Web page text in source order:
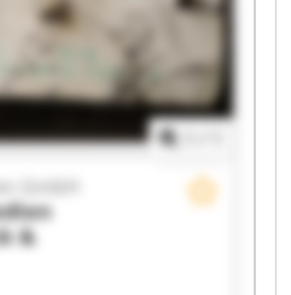
TDM Druck & Medien
GmbH
&